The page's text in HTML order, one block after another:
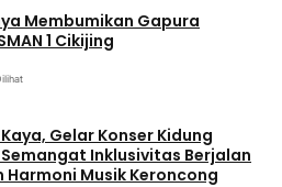
Membumikan Gapura
1 Cikijing
Gelar Konser Kidung
Inklusivitas Berjalan
Musik Keroncong